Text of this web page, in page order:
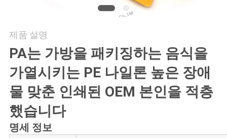
을
요
구
하
세
제품 설명
PA는 가방을 패키징하는 음식을
가열시키는 PE 나일론 높은 장애
물 맞춘 인쇄된 OEM 본인을 적층
했습니다
명세 정보